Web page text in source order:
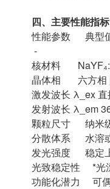
四、主要性能指标
性能参数
-
核材料
晶体相 六方
激发波长 λ_ex
发射波长 λ_em
颗粒尺寸 纳
分散体系 水
发光强度 稳定
光致稳定性 *
功能化潜力 可